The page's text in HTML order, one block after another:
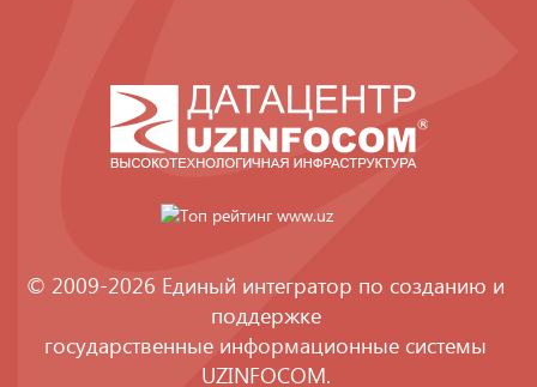
© 2009-2026 Единый интегратор по созданию и
поддержке
государственные информационные системы
UZINFOCOM.